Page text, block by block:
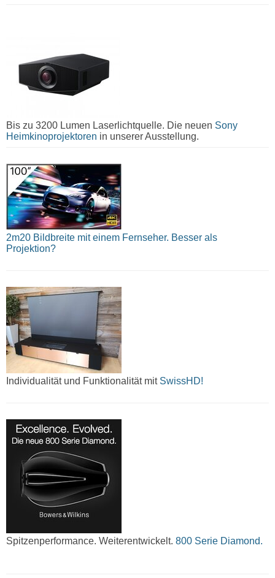
Bis zu 3200 Lumen Laserlichtquelle. Die neuen Sony
Heimkinoprojektoren in unserer Ausstellung.
2m20 Bildbreite mit einem Fernseher. Besser als
Projektion?
Individualität und Funktionalität mitSwissHD!
Spitzenperformance. Weiterentwickelt. 800 Serie Diamond.